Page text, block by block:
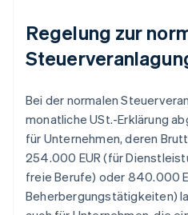
Regelung zur
Bei der normalen
monatliche USt.-Erklärung
für Unternehmen, deren
254.000 EUR (für
freie Berufe) oder 840.000
Beherbergungstätigkeiten)